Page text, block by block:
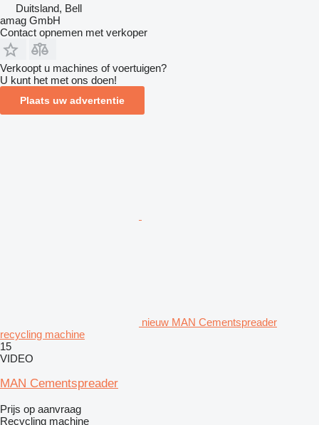
Duitsland, Bell
amag GmbH
Contact opnemen met verkoper
Verkoopt u machines of voertuigen?
U kunt het met ons doen!
Plaats uw advertentie
nieuw MAN Cementspreader
recycling machine
15
VIDEO
MAN Cementspreader
Prijs op aanvraag
Recycling machine